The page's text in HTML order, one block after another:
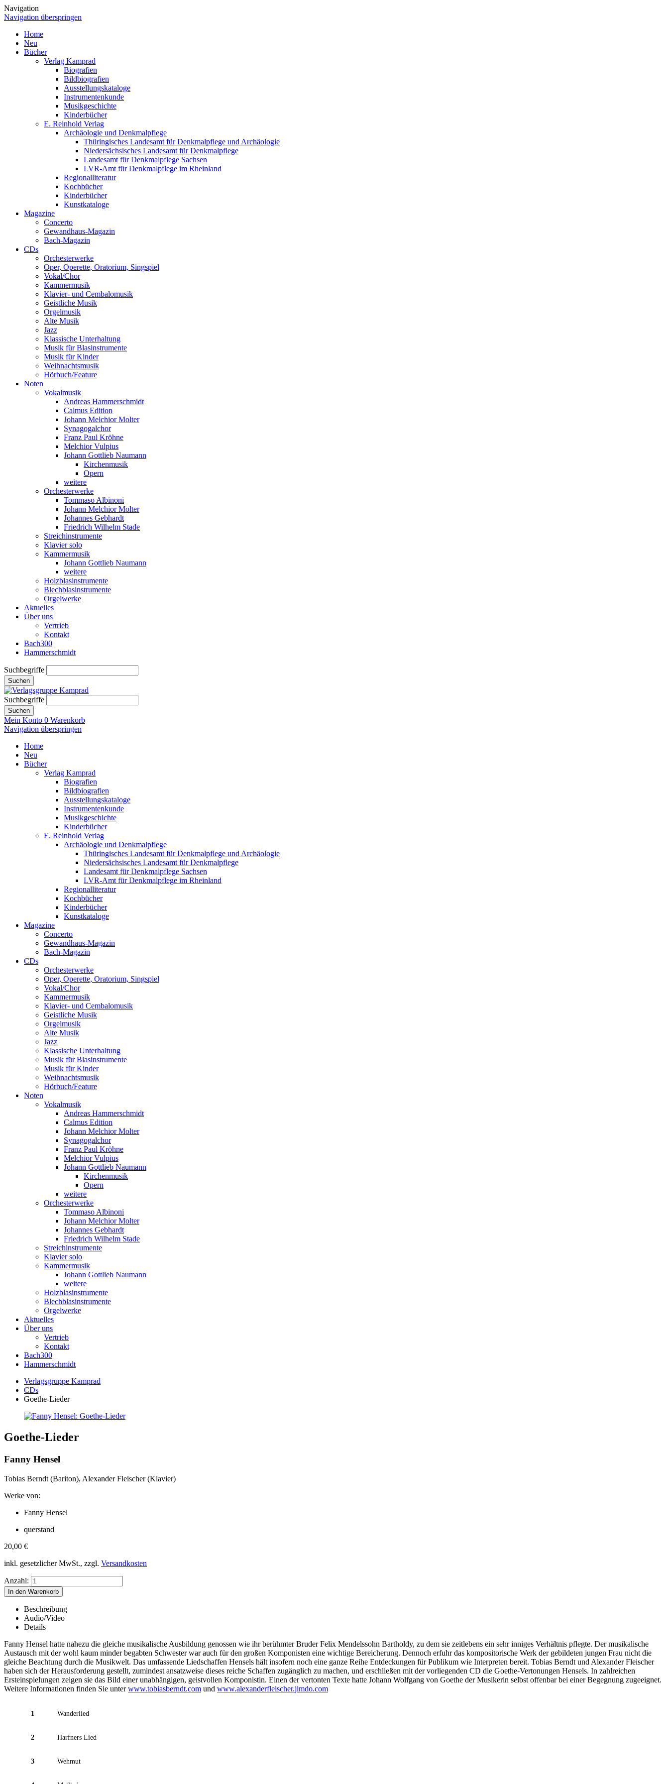
Navigation
Navigation überspringen
Home
Neu
Bücher
Verlag Kamprad
Biografien
Bildbiografien
Ausstellungskataloge
Instrumentenkunde
Musikgeschichte
Kinderbücher
E. Reinhold Verlag
Archäologie und Denkmalpflege
Thüringisches Landesamt für Denkmalpflege und Archäologie
Niedersächsisches Landesamt für Denkmalpflege
Landesamt für Denkmalpflege Sachsen
LVR-Amt für Denkmalpflege im Rheinland
Regionalliteratur
Kochbücher
Kinderbücher
Kunstkataloge
Magazine
Concerto
Gewandhaus-Magazin
Bach-Magazin
CDs
Orchesterwerke
Oper, Operette, Oratorium, Singspiel
Vokal/Chor
Kammermusik
Klavier- und Cembalomusik
Geistliche Musik
Orgelmusik
Alte Musik
Jazz
Klassische Unterhaltung
Musik für Blasinstrumente
Musik für Kinder
Weihnachtsmusik
Hörbuch/Feature
Noten
Vokalmusik
Andreas Hammerschmidt
Calmus Edition
Johann Melchior Molter
Synagogalchor
Franz Paul Kröhne
Melchior Vulpius
Johann Gottlieb Naumann
Kirchenmusik
Opern
weitere
Orchesterwerke
Tommaso Albinoni
Johann Melchior Molter
Johannes Gebhardt
Friedrich Wilhelm Stade
Streichinstrumente
Klavier solo
Kammermusik
Johann Gottlieb Naumann
weitere
Holzblasinstrumente
Blechblasinstrumente
Orgelwerke
Aktuelles
Über uns
Vertrieb
Kontakt
Bach300
Hammerschmidt
Suchbegriffe
Suchen
Suchbegriffe
Suchen
Mein Konto 0 Warenkorb
Navigation überspringen
Home
Neu
Bücher
Verlag Kamprad
Biografien
Bildbiografien
Ausstellungskataloge
Instrumentenkunde
Musikgeschichte
Kinderbücher
E. Reinhold Verlag
Archäologie und Denkmalpflege
Thüringisches Landesamt für Denkmalpflege und Archäologie
Niedersächsisches Landesamt für Denkmalpflege
Landesamt für Denkmalpflege Sachsen
LVR-Amt für Denkmalpflege im Rheinland
Regionalliteratur
Kochbücher
Kinderbücher
Kunstkataloge
Magazine
Concerto
Gewandhaus-Magazin
Bach-Magazin
CDs
Orchesterwerke
Oper, Operette, Oratorium, Singspiel
Vokal/Chor
Kammermusik
Klavier- und Cembalomusik
Geistliche Musik
Orgelmusik
Alte Musik
Jazz
Klassische Unterhaltung
Musik für Blasinstrumente
Musik für Kinder
Weihnachtsmusik
Hörbuch/Feature
Noten
Vokalmusik
Andreas Hammerschmidt
Calmus Edition
Johann Melchior Molter
Synagogalchor
Franz Paul Kröhne
Melchior Vulpius
Johann Gottlieb Naumann
Kirchenmusik
Opern
weitere
Orchesterwerke
Tommaso Albinoni
Johann Melchior Molter
Johannes Gebhardt
Friedrich Wilhelm Stade
Streichinstrumente
Klavier solo
Kammermusik
Johann Gottlieb Naumann
weitere
Holzblasinstrumente
Blechblasinstrumente
Orgelwerke
Aktuelles
Über uns
Vertrieb
Kontakt
Bach300
Hammerschmidt
Verlagsgruppe Kamprad
CDs
Goethe-Lieder
Goethe-Lieder
Fanny Hensel
Tobias Berndt (Bariton), Alexander Fleischer (Klavier)
Werke von:
Fanny Hensel
querstand
20,00 €
inkl. gesetzlicher MwSt., zzgl. Versandkosten
Anzahl:
Beschreibung
Audio/Video
Details
Fanny Hensel hatte nahezu die gleiche musikalische Ausbildung genossen wie ihr berühmter Bruder Felix Mendelssohn Bartholdy, zu dem sie zeitlebens ein sehr inniges Verhältnis pflegte. Der musikalische
Austausch mit der wohl kaum minder begabten Schwester war auch für den großen Komponisten eine wichtige Bereicherung. Dennoch erfuhr das kompositorische Werk der gebildeten jungen Frau nicht die
gleiche Beachtung durch die Musikwelt. Das umfassende Liedschaffen Hensels hält insofern noch eine ganze Reihe Entdeckungen für Publikum wie Interpreten bereit. Tobias Berndt und Alexander Fleischer
haben sich der Herausforderung gestellt, zumindest ansatzweise dieses reiche Schaffen zugänglich zu machen, und erschließen mit der vorliegenden CD die Goethe-Vertonungen Hensels. In zahlreichen
Ersteinspielungen zeigen sie das Bild einer unabhängigen, geistvollen Komponistin. Einen der vertonten Texte hatte Johann Wolfgang von Goethe der Musikerin selbst offenbar bei einer Begegnung zugeeignet.
Weitere Informationen finden Sie unterwww.tobiasberndt.com und www.alexanderfleischer.jimdo.com
1 Wanderlied
2 Harfners Lied
3 Wehmut